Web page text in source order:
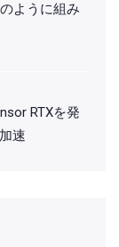
ように組み
RTXを発
速